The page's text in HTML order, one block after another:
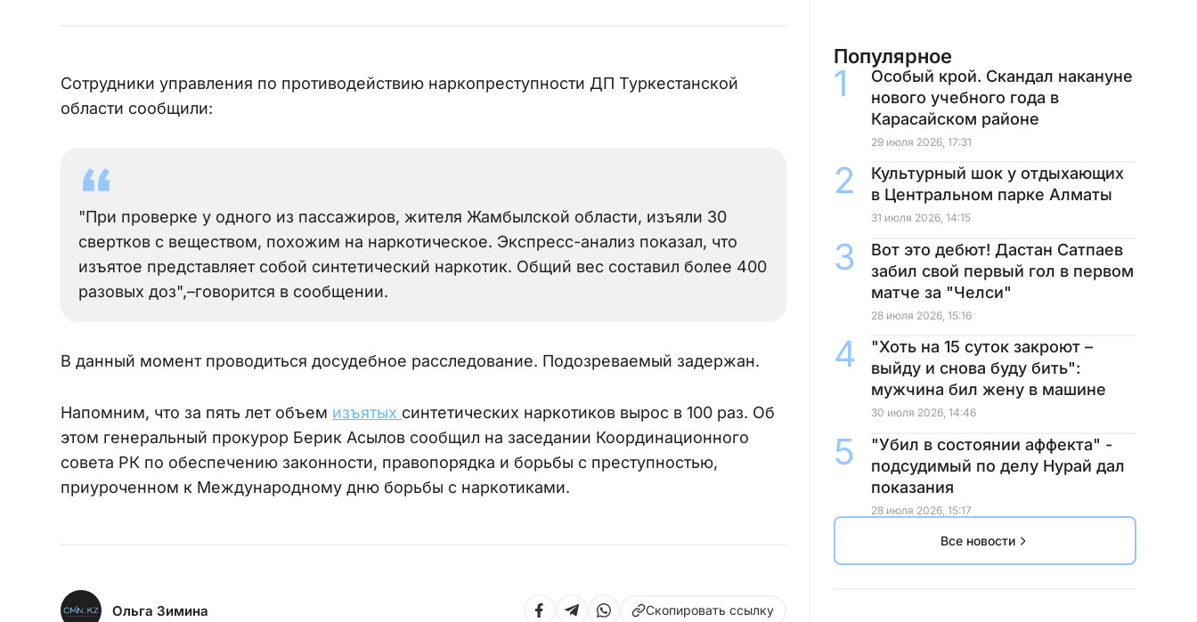
Сотрудники управления по противодействию наркопреступности ДП Туркестанской
области сообщили:
"При проверке у одного из пассажиров, жителя Жамбылской области, изъяли 30
свертков с веществом, похожим на наркотическое. Экспресс-анализ показал, что
изъятое представляет собой синтетический наркотик. Общий вес составил более 400
разовых доз",–говорится в сообщении.
В данный момент проводиться досудебное расследование. Подозреваемый задержан.
Напомним, что за пять лет объем изъятых синтетических наркотиков вырос в 100 раз. Об
этом генеральный прокурор Берик Асылов сообщил на заседании Координационного
совета РК по обеспечению законности, правопорядка и борьбы с преступностью,
приуроченном к Международному дню борьбы с наркотиками.
Ольга Зимина Скопировать ссылку
Популярное
Особый крой. Скандал накануне
нового учебного года в
Карасайском районе
29 июля 2026, 17:31
Культурный шок у отдыхающих
в Центральном парке Алматы
31 июля 2026, 14:15
Вот это дебют! Дастан Сатпаев
забил свой первый гол в первом
матче за "Челси"
28 июля 2026, 15:16
"Хоть на 15 суток закроют –
выйду и снова буду бить":
мужчина бил жену в машине
30 июля 2026, 14:46
"Убил в состоянии аффекта" -
подсудимый по делу Нурай дал
показания
28 июля 2026, 15:17
Все новости